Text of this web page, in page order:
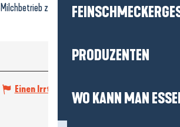
PRODUZENTEN
WO KANN MAN
zu...
Einen Irrtum angeben